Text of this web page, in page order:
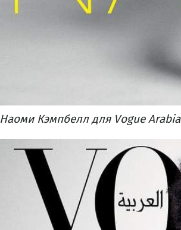
Наоми Кэмпбелл для Vogue Arabia